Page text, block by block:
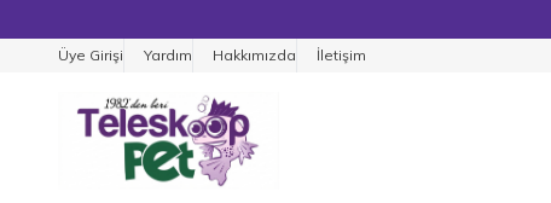
Üye Girişi Yardım Hakkımızda İletişim